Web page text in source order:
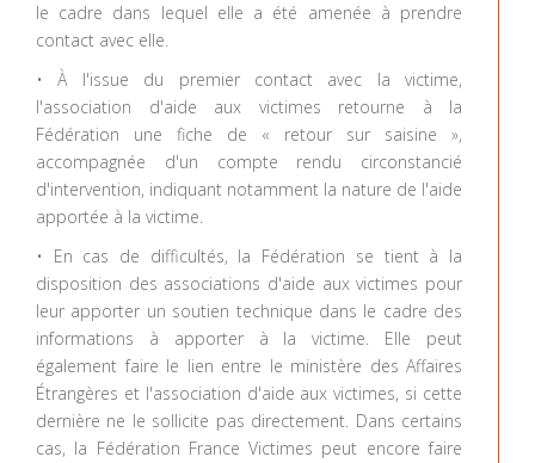
le cadre dans lequel elle a été amenée à prendre
contact avec elle.
• À l'issue du premier contact avec la victime,
l'association d'aide aux victimes retourne à la
Fédération une fiche de « retour sur saisine »,
accompagnée d'un compte rendu circonstancié
d'intervention, indiquant notamment la nature de l'aide
apportée à la victime.
• En cas de difficultés, la Fédération se tient à la
disposition des associations d'aide aux victimes pour
leur apporter un soutien technique dans le cadre des
informations à apporter à la victime. Elle peut
également faire le lien entre le ministère des Affaires
Étrangères et l'association d'aide aux victimes, si cette
dernière ne le sollicite pas directement. Dans certains
cas, la Fédération France Victimes peut encore faire